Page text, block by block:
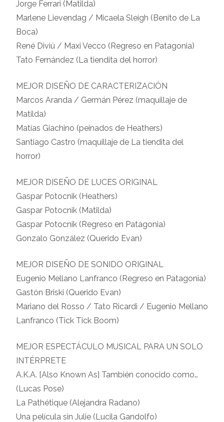
Jorge Ferrari (Matilda)
Marlene Lievendag / Micaela Sleigh (Benito de La
Boca)
René Diviú / Maxi Vecco (Regreso en Patagonia)
Tato Fernández (La tiendita del horror)
MEJOR DISEÑO DE CARACTERIZACIÓN
Marcos Aranda / Germán Pérez (maquillaje de
Matilda)
Matías Giachino (peinados de Heathers)
Santiago Castro (maquillaje de La tiendita del
horror)
MEJOR DISEÑO DE LUCES ORIGINAL
Gaspar Potocnik (Heathers)
Gaspar Potocnik (Matilda)
Gaspar Potocnik (Regreso en Patagonia)
Gonzalo González (Querido Evan)
MEJOR DISEÑO DE SONIDO ORIGINAL
Eugenio Mellano Lanfranco (Regreso en Patagonia)
Gastón Briski (Querido Evan)
Mariano del Rosso / Tato Ricardi / Eugenio Mellano
Lanfranco (Tick Tick Boom)
MEJOR ESPECTÁCULO MUSICAL PARA UN SOLO
INTÉRPRETE
A.K.A. [Also Known As] También conocido como…
(Lucas Pose)
La Pathétique (Alejandra Radano)
Una película sin Julie (Lucila Gandolfo)